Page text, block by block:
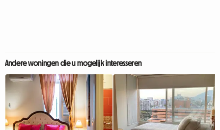
Andere woningen die u mogelijk interesseren